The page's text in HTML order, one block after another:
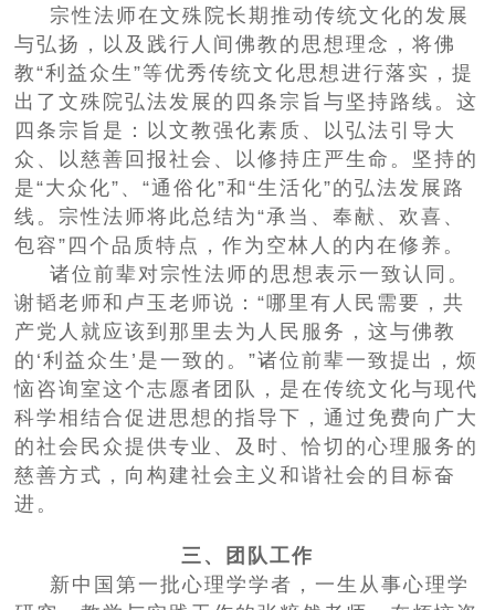
宗性法师在文殊院长期推动传统文化的发展
与弘扬，以及践行人间佛教的思想理念，将佛
教“利益众生”等优秀传统文化思想进行落实，提
出了文殊院弘法发展的四条宗旨与坚持路线。这
四条宗旨是：以文教强化素质、以弘法引导大
众、以慈善回报社会、以修持庄严生命。坚持的
是“大众化”、“通俗化”和“生活化”的弘法发展路
线。宗性法师将此总结为“承当、奉献、欢喜、
包容”四个品质特点，作为空林人的内在修养。
诸位前辈对宗性法师的思想表示一致认同。
谢韬老师和卢玉老师说：“哪里有人民需要，共
产党人就应该到那里去为人民服务，这与佛教
的‘利益众生’是一致的。”诸位前辈一致提出，烦
恼咨询室这个志愿者团队，是在传统文化与现代
科学相结合促进思想的指导下，通过免费向广大
的社会民众提供专业、及时、恰切的心理服务的
慈善方式，向构建社会主义和谐社会的目标奋
进。
三、团队工作
新中国第一批心理学学者，一生从事心理学